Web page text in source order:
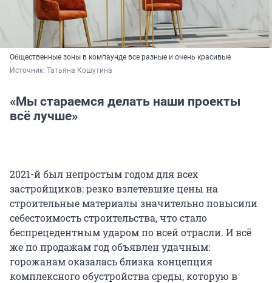
Общественные зоны в компаунде все разные и очень красивые
Источник: Татьяна Кошутина
«Мы стараемся делать наши проекты
всё лучше»
2021-й был непростым годом для всех
застройщиков: резко взлетевшие цены на
строительные материалы значительно повысили
себестоимость строительства, что стало
беспрецедентным ударом по всей отрасли. И всё
же по продажам год объявлен удачным:
горожанам оказалась близка концепция
комплексного обустройства среды, которую в